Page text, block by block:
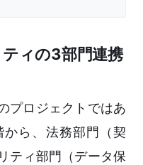
ィの3部門連携
プロジェクトではあ
から、法務部門（契
ティ部門（データ保